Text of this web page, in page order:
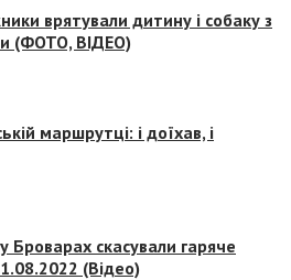
врятували дитину і собаку з
(ФОТО, ВІДЕО)
маршрутці: і доїхав, і
Броварах скасували гаряче
(Відео)